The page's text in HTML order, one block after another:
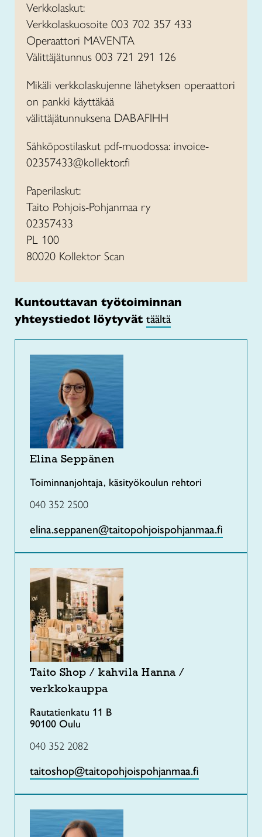
Verkkolaskut:
Verkkolaskuosoite 003 702 357 433
Operaattori MAVENTA
Välittäjätunnus 003 721 291 126
Mikäli verkkolaskujenne lähetyksen operaattori
on pankki käyttäkää
välittäjätunnuksena DABAFIHH
Sähköpostilaskut pdf-muodossa: invoice-
02357433@kollektor.fi
Paperilaskut:
Taito Pohjois-Pohjanmaa ry
02357433
PL 100
80020 Kollektor Scan
Kuntouttavan työtoiminnan
yhteystiedot löytyvät täältä
Elina Seppänen
Toiminnanjohtaja, käsityökoulun rehtori
040 352 2500
elina.seppanen@taitopohjoispohjanmaa.fi
Taito Shop / kahvila Hanna /
verkkokauppa
Rautatienkatu 11 B
90100 Oulu
040 352 2082
taitoshop@taitopohjoispohjanmaa.fi